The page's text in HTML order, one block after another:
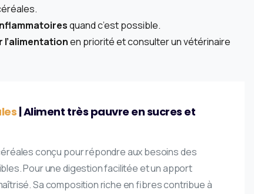
quand c’est possible.
l’alimentationen priorité et consulter un vétérinaire
| Aliment très pauvre en sucres et
conçu pour répondre aux besoins des
Pour une digestion facilitée et un apport
Sa composition riche en fibres contribue à